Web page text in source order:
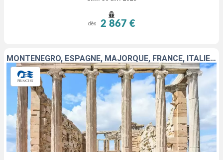
dès 2 867 €
MONTÉNÉGRO, ESPAGNE, MAJORQUE, FRANCE, ITALIE, TURQUIE, GRÈCE